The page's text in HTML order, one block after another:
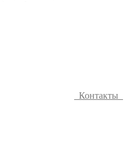
Контакты